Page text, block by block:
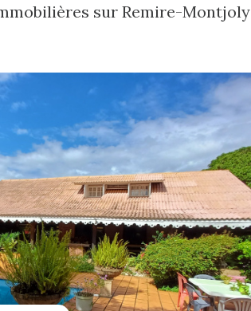
sur Remire-Montjoly